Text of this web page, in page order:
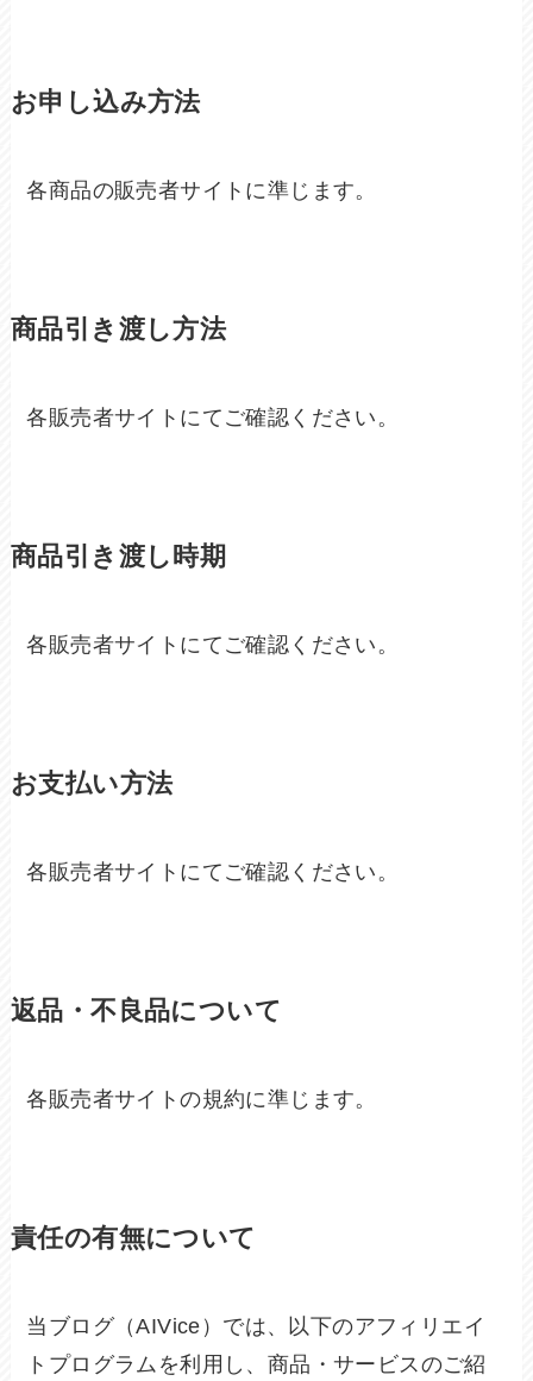
お申し込み方法
各商品の販売者サイトに準じます。
商品引き渡し方法
各販売者サイトにてご確認ください。
商品引き渡し時期
各販売者サイトにてご確認ください。
お支払い方法
各販売者サイトにてご確認ください。
返品・不良品について
各販売者サイトの規約に準じます。
責任の有無について
当ブログ（AIVice）では、以下のアフィリエイ
トプログラムを利用し、商品・サービスのご紹